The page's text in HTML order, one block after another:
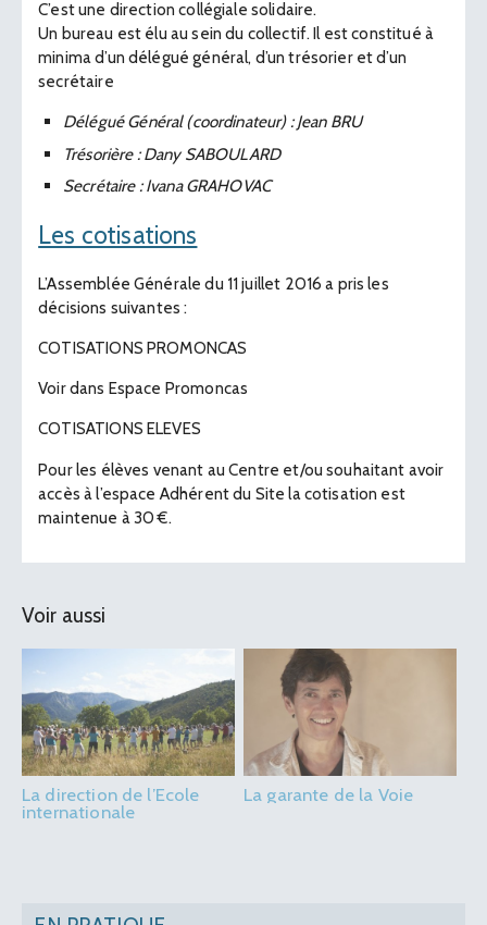
C’est une direction collégiale solidaire.
Un bureau est élu au sein du collectif. Il est constitué à
minima d’un délégué général, d’un trésorier et d’un
secrétaire
Délégué Général (coordinateur) : Jean BRU
Trésorière : Dany SABOULARD
Secrétaire : Ivana GRAHOVAC
Les cotisations
L’Assemblée Générale du 11 juillet 2016 a pris les
décisions suivantes :
COTISATIONS PROMONCAS
Voir dans Espace Promoncas
COTISATIONS ELEVES
Pour les élèves venant au Centre et/ou souhaitant avoir
accès à l’espace Adhérent du Site la cotisation est
maintenue à 30 €.
Voir aussi
La direction de l’Ecole
internationale
La garante de la Voie